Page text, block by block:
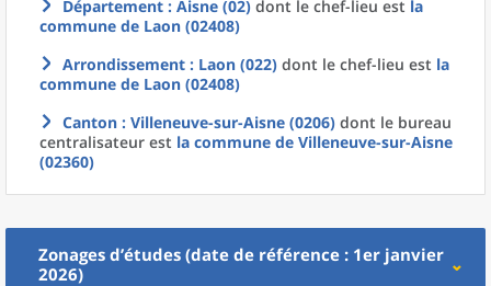
Département : Aisne (02) dont le chef-lieu est la
commune de Laon (02408)
Arrondissement : Laon (022) dont le chef-lieu est la
commune de Laon (02408)
Canton : Villeneuve-sur-Aisne (0206) dont le bureau
centralisateur est la commune de Villeneuve-sur-Aisne
(02360)
Zonages d’études (date de référence : 1er janvier
2026)